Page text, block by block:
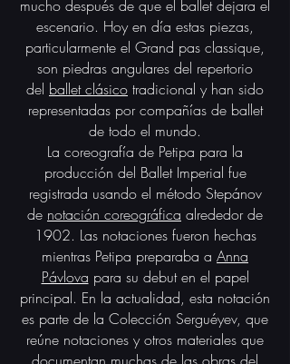
mucho después de que el ballet dejara el
escenario. Hoy en día estas piezas,
particularmente el Grand pas classique,
son piedras angulares del repertorio
del ballet clásico tradicional y han sido
representadas por compañías de ballet
de todo el mundo.​
La coreografía de Petipa para la
producción del Ballet Imperial fue
registrada usando el método Stepánov
de notación coreográfica alrededor de
1902. Las notaciones fueron hechas
mientras Petipa preparaba a Anna
Pávlova para su debut en el papel
principal. En la actualidad, esta notación
es parte de la Colección Serguéyev, que
reúne notaciones y otros materiales que